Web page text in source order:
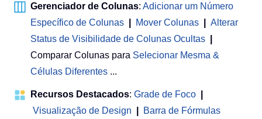
Gerenciador de Colunas: Adicionar um Número
Específico de Colunas
Mover Colunas
Alterar
Status de Visibilidade de Colunas Ocultas
Comparar Colunas para Selecionar Mesma &
Células Diferentes ...
Recursos Destacados: Grade de Foco
Visualização de Design
Barra de Fórmulas